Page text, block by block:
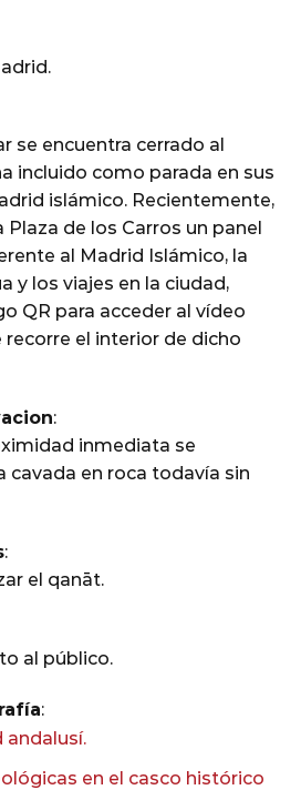
se encuentra cerrado al
incluido como parada en sus
islámico. Recientemente,
de los Carros un panel
al Madrid Islámico, la
y los viajes en la ciudad,
QR para acceder al vídeo
recorre el interior de dicho
:
inmediata se
cavada en roca todavía sin
:
el qanāt.
al público.
:
andalusí.
en el casco histórico